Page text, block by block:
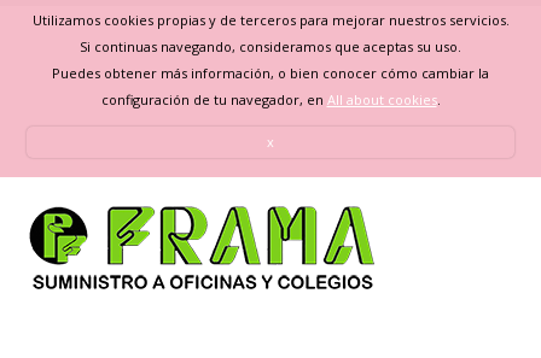
Utilizamos cookies propias y de terceros para mejorar nuestros servicios.
Si continuas navegando, consideramos que aceptas su uso.
Puedes obtener más información, o bien conocer cómo cambiar la
configuración de tu navegador, en All about cookies.
x